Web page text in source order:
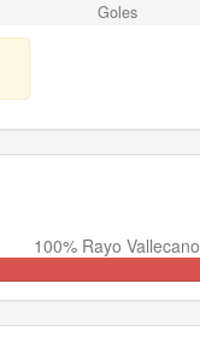
Goles
100% Rayo Vallecano